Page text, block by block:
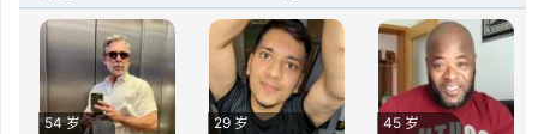
54 岁
29 岁
45 岁